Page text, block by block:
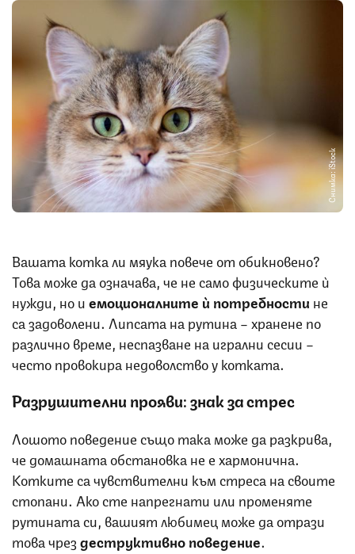
Снимка: iStock
Вашата котка ли мяука повече от обикновено?
Това може да означава, че не само физическите ѝ
нужди, но иемоционалните ѝ потребности не
са задоволени. Липсата на рутина – хранене по
различно време, неспазване на игрални сесии –
често провокира недоволство у котката.
Разрушителни прояви: знак за стрес
Лошото поведение също така може да разкрива,
че домашната обстановка не е хармонична.
Котките са чувствителни към стреса на своите
стопани. Ако сте напрегнати или променяте
рутината си, вашият любимец може да отрази
това чрездеструктивно поведение.